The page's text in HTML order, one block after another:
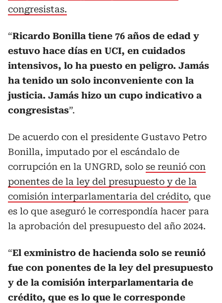
congresistas.
“Ricardo Bonilla tiene 76 años de edad y
estuvo hace días en UCI, en cuidados
intensivos, lo ha puesto en peligro. Jamás
ha tenido un solo inconveniente con la
justicia. Jamás hizo un cupo indicativo a
congresistas”.
De acuerdo con el presidente Gustavo Petro
Bonilla, imputado por el escándalo de
corrupción en la UNGRD, solo se reunió con
ponentes de la ley del presupuesto y de la
comisión interparlamentaria del crédito, que
es lo que aseguró le correspondía hacer para
la aprobación del presupuesto del año 2024.
“El exministro de hacienda solo se reunió
fue con ponentes de la ley del presupuesto
y de la comisión interparlamentaria de
crédito, que es lo que le corresponde